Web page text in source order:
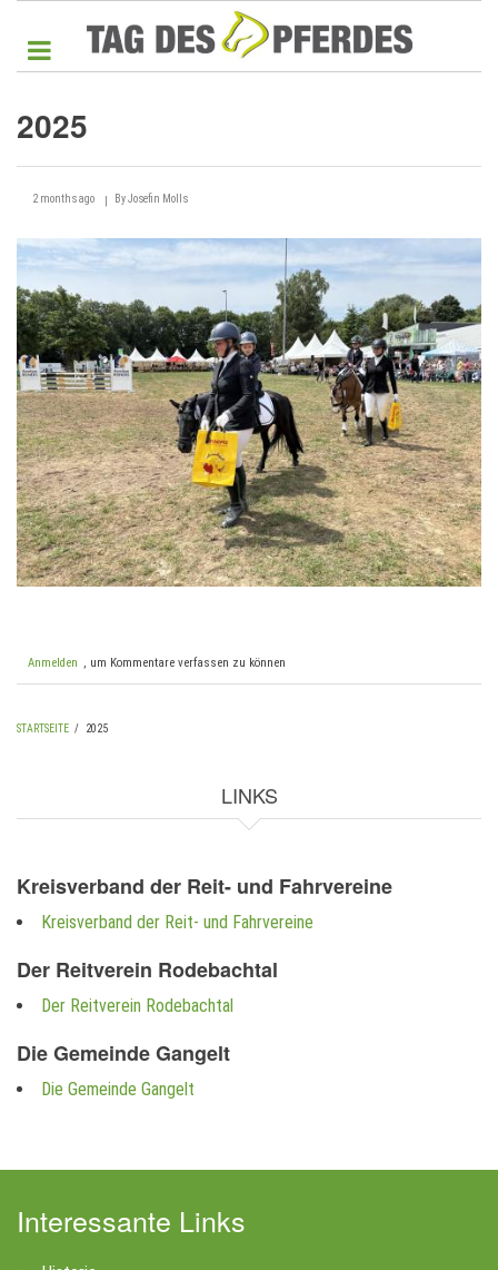
Inhalt
2025
2025
2 months ago ByJosefin Molls
Anmelden , um Kommentare verfassen zu können
STARTSEITE / 2025
LINKS
Kreisverband der Reit- und Fahrvereine
Kreisverband der Reit- und Fahrvereine
Der Reitverein Rodebachtal
Der Reitverein Rodebachtal
Die Gemeinde Gangelt
Die Gemeinde Gangelt
Interessante Links